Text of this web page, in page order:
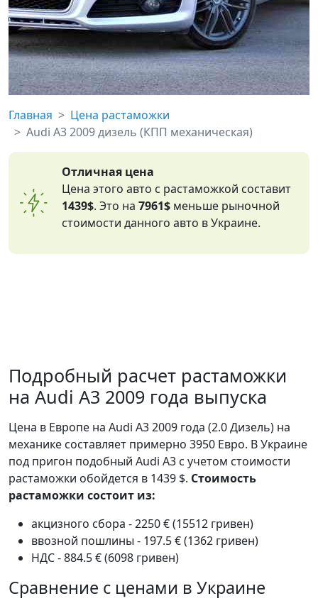
Главная
Цена растаможки
Audi A3 2009 дизель (КПП механическая)
Отличная цена
Цена этого авто с растаможкой составит
1439$. Это на7961$ меньше рыночной
стоимости данного авто в Украине.
Подробный расчет растаможки
на Audi A3 2009 года выпуска
Цена в Европе на Audi A3 2009 года (2.0 Дизель) на
механике составляет примерно 3950 Евро. В Украине
под пригон подобный Audi A3 с учетом стоимости
растаможки обойдется в 1439 $. Стоимость
растаможки состоит из:
акцизного сбора - 2250 € (15512 гривен)
ввозной пошлины - 197.5 € (1362 гривен)
НДС - 884.5 € (6098 гривен)
Сравнение с ценами в Украине